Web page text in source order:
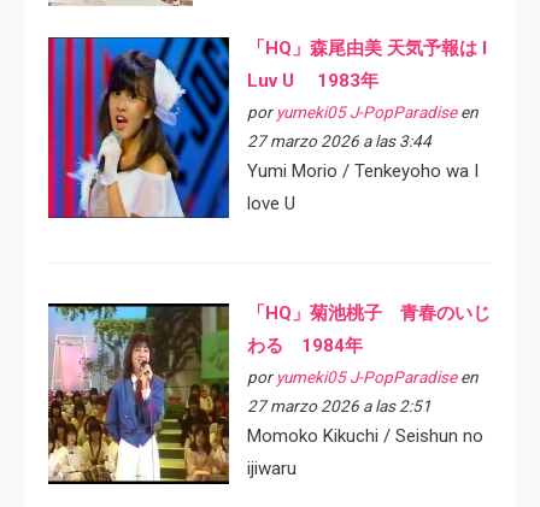
「HQ」森尾由美 天気予報は I
Luv U 1983年
por yumeki05 J-PopParadiseen
27 marzo 2026 a las 3:44
Yumi Morio / Tenkeyoho wa I
love U
「HQ」菊池桃子 青春のいじ
わる 1984年
por yumeki05 J-PopParadiseen
27 marzo 2026 a las 2:51
Momoko Kikuchi / Seishun no
ijiwaru